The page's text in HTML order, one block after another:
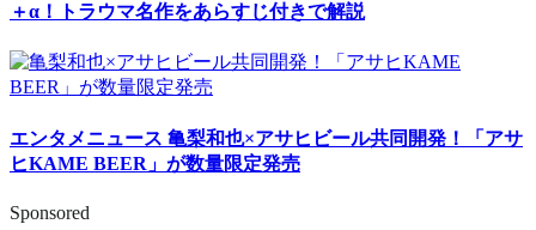
＋α！トラウマ名作をあらすじ付きで解説
エンタメニュース 亀梨和也×アサヒビール共同開発！「アサ
ヒKAME BEER」が数量限定発売
Sponsored